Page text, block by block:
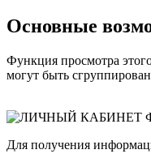
Основные
Функция просмотра
могут быть
Для получения